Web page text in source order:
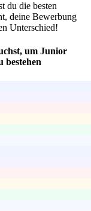
du die besten
deine Bewerbung
Unterschied!
um Junior
bestehen